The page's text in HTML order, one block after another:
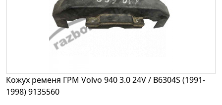
Кожух ременя ГРМ Volvo 940 3.0 24V / B6304S (1991-
1998) 9135560